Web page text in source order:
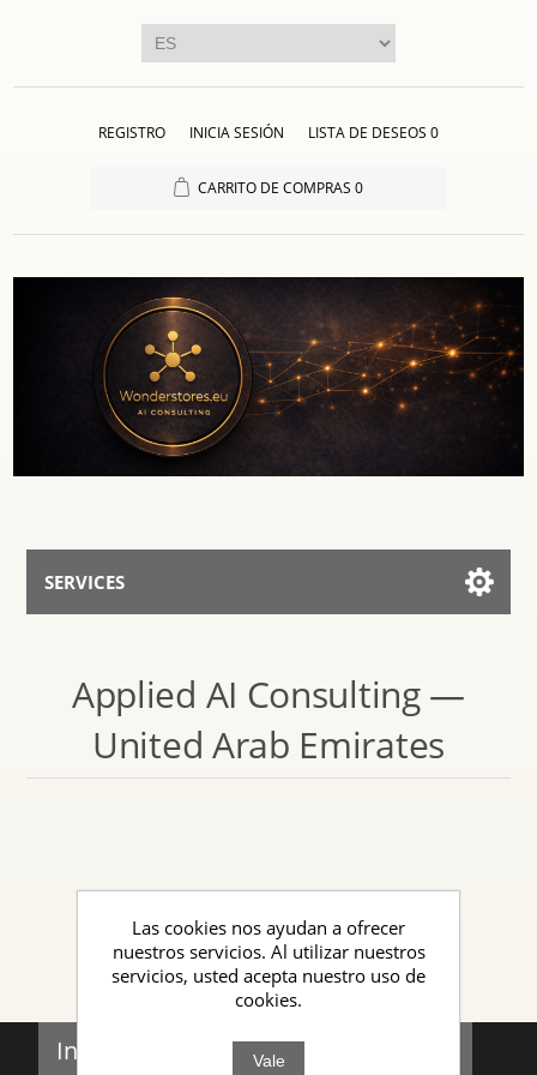
REGISTRO INICIA SESIÓN LISTA DE DESEOS 0
CARRITO DE COMPRAS 0
SERVICES
Hablar con el Asistente
Applied AI Consulting —
United Arab Emirates
Información
Las cookies nos ayudan a ofrecer
nuestros servicios. Al utilizar nuestros
servicios, usted acepta nuestro uso de
cookies.
Vale